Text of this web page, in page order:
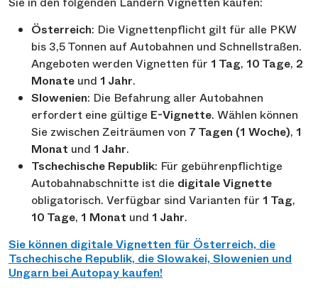
Österreich: Die Vignettenpflicht gilt für alle PKW
bis 3,5 Tonnen auf Autobahnen und Schnellstraßen.
Angeboten werden Vignetten für 1 Tag, 10 Tage, 2
Monate und 1 Jahr.
Slowenien: Die Befahrung aller Autobahnen
erfordert eine gültige E-Vignette. Wählen können
Sie zwischen Zeiträumen von 7 Tagen (1 Woche), 1
Monat und 1 Jahr.
Tschechische Republik: Für gebührenpflichtige
Autobahnabschnitte ist die digitale Vignette
obligatorisch. Verfügbar sind Varianten für 1 Tag,
10 Tage, 1 Monat und 1 Jahr.
Sie können digitale Vignetten für Österreich, die
Tschechische Republik, die Slowakei, Slowenien und
Ungarn bei Autopay kaufen!